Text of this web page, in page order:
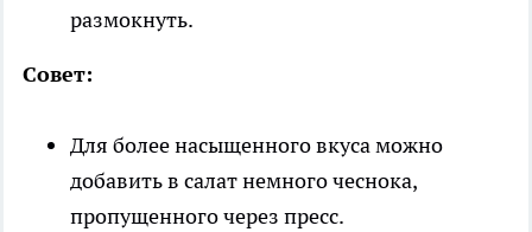
размокнуть.
Совет:
Для более насыщенного вкуса можно
добавить в салат немного чеснока,
пропущенного через пресс.